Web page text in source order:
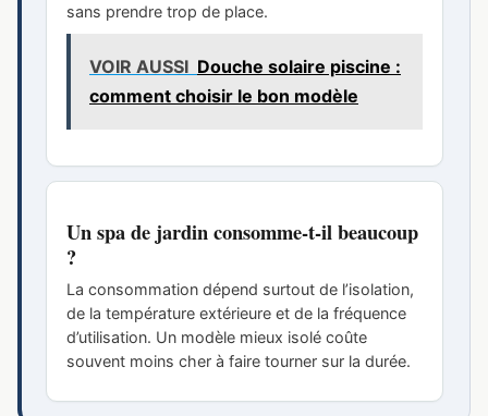
sans prendre trop de place.
VOIR AUSSI Douche solaire piscine :
comment choisir le bon modèle
Un spa de jardin consomme-t-il beaucoup
?
La consommation dépend surtout de l’isolation,
de la température extérieure et de la fréquence
d’utilisation. Un modèle mieux isolé coûte
souvent moins cher à faire tourner sur la durée.